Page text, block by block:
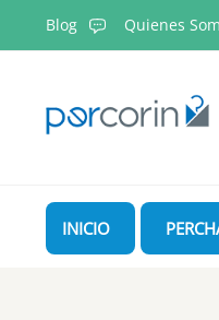
Blog Quienes
INICIO